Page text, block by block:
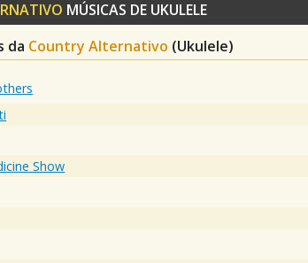
MÚSICAS DE UKULELE
da Country Alternativo (Ukulele)
Show